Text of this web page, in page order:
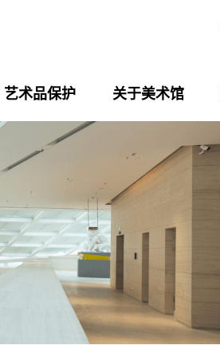
艺术品保护 关于美术馆